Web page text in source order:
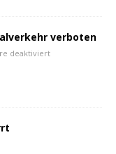
verboten
deaktiviert